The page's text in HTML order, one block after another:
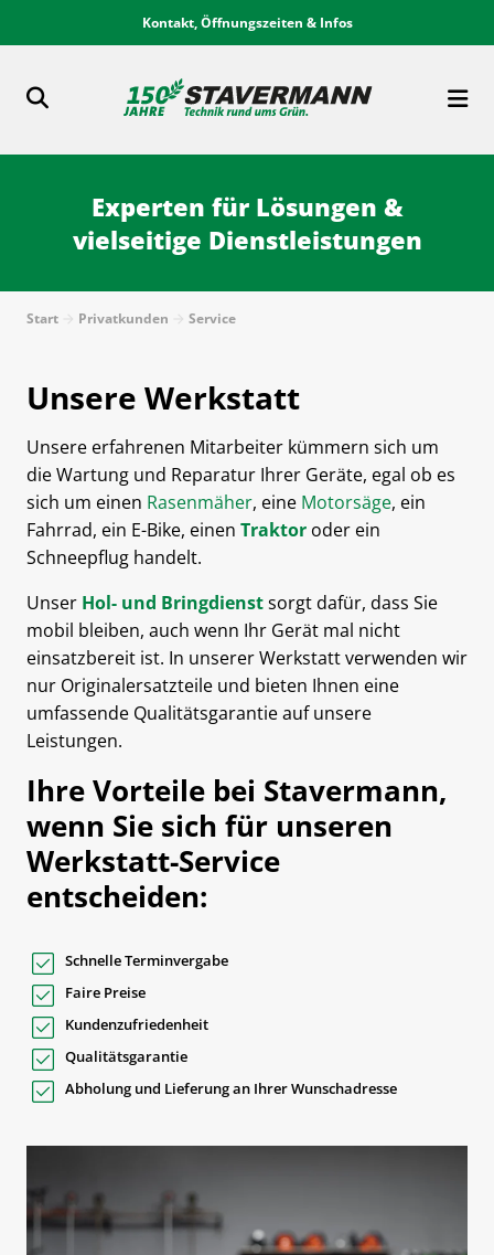
Kontakt, Öffnungszeiten & Infos
Experten für Lösungen &
vielseitige Dienstleistungen
Start Privatkunden Service
Unsere Werkstatt
Unsere erfahrenen Mitarbeiter kümmern sich um
die Wartung und Reparatur Ihrer Geräte, egal ob es
sich um einen Rasenmäher, eine Motorsäge, ein
Fahrrad, ein E-Bike, einen Traktor oder ein
Schneepflug handelt.
Unser Hol- und Bringdienstsorgt dafür, dass Sie
mobil bleiben, auch wenn Ihr Gerät mal nicht
einsatzbereit ist. In unserer Werkstatt verwenden wir
nur Originalersatzteile und bieten Ihnen eine
umfassende Qualitätsgarantie auf unsere
Leistungen.
Ihre Vorteile bei Stavermann,
wenn Sie sich für unseren
Werkstatt-Service
entscheiden:
Schnelle Terminvergabe
Faire Preise
Kundenzufriedenheit
Qualitätsgarantie
Abholung und Lieferung an Ihrer Wunschadresse